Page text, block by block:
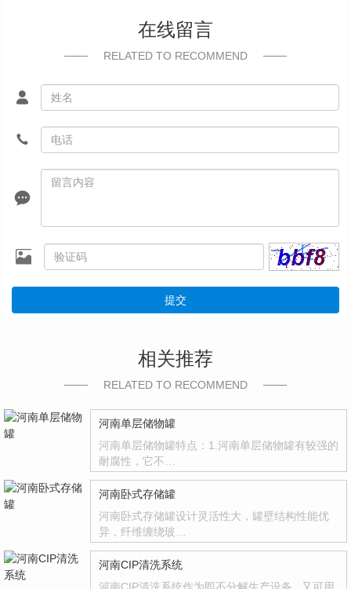
在线留言
RELATED TO RECOMMEND
提交
相关推荐
RELATED TO RECOMMEND
河南单层储物罐
河南单层储物罐特点：1.河南单层储物罐有较强的
耐腐性，它不…
河南卧式存储罐
河南卧式存储罐设计灵活性大，罐壁结构性能优
异，纤维缠绕玻…
河南CIP清洗系统
河南CIP清洗系统作为即不分解生产设备 , 又可用